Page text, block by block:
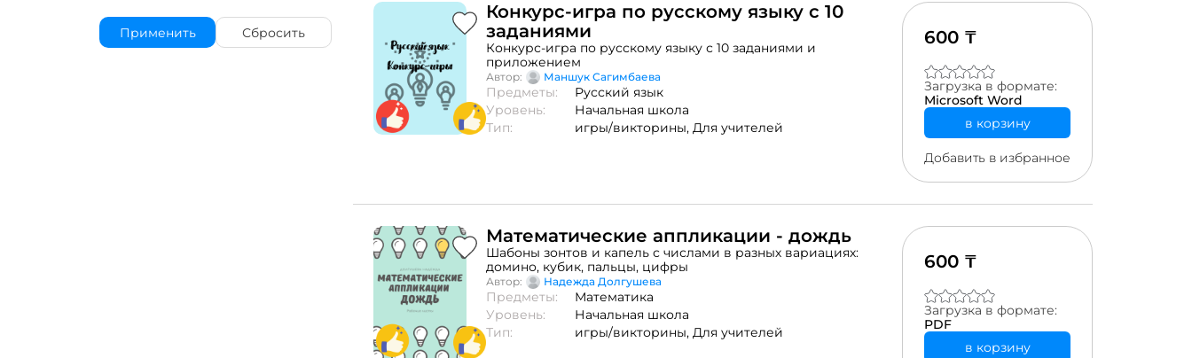
Применить Сбросить
Конкурс-игра по русскому языку с 10
заданиями
Конкурс-игра по русскому языку с 10 заданиями и
приложением
Автор: Маншук Сагимбаева
Предметы:
Русский язык
Уровень:
Начальная школа
Тип:
игры/викторины, Для учителей
600 ₸
Загрузка в формате:
Microsoft Word
в корзину
Добавить в избранное
Математические аппликации - дождь
Шабоны зонтов и капель с числами в разных вариациях:
домино, кубик, пальцы, цифры
Автор: Надежда Долгушева
Предметы:
Математика
Уровень:
Начальная школа
Тип:
игры/викторины, Для учителей
600 ₸
Загрузка в формате:
PDF
в корзину